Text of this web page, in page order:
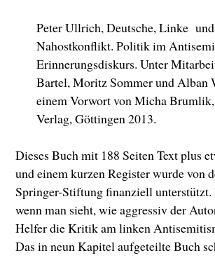
Peter Ullrich, Deutsche, Linke
Nahostkonflikt. Politik im
Erinnerungsdiskurs. Unter
Bartel, Moritz Sommer und Alban
einem Vorwort von Micha
Verlag, Göttingen 2013.
Dieses Buch mit 188 Seiten Text plus
und einem kurzen Register wurde von
Springer-Stiftung finanziell unterstützt.
wenn man sieht, wie aggressiv der
Helfer die Kritik am linken
Das in neun Kapitel aufgeteilte Buch